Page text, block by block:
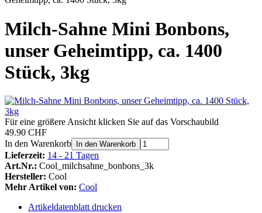
Milch-Sahne Mini Bonbons,
unser Geheimtipp, ca. 1400
Stück, 3kg
Für eine größere Ansicht klicken Sie auf das Vorschaubild
49.90 CHF
In den Warenkorb
In den Warenkorb
Lieferzeit: 14 - 21 Tagen
Art.Nr.: Cool_milchsahne_bonbons_3k
Hersteller: Cool
Mehr Artikel von: Cool
Artikeldatenblatt drucken